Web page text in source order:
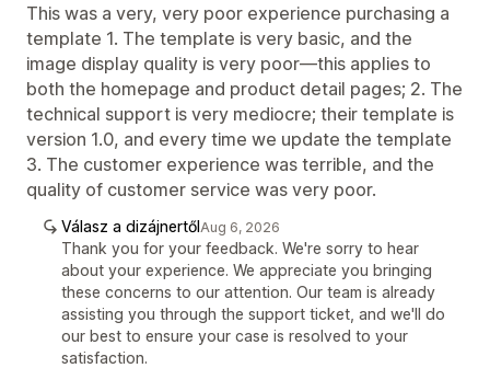
This was a very, very poor experience purchasing a
template 1. The template is very basic, and the
image display quality is very poor—this applies to
both the homepage and product detail pages; 2. The
technical support is very mediocre; their template is
version 1.0, and every time we update the template
3. The customer experience was terrible, and the
quality of customer service was very poor.
Válasz a dizájnertőlAug 6, 2026
Thank you for your feedback. We're sorry to hear
about your experience. We appreciate you bringing
these concerns to our attention. Our team is already
assisting you through the support ticket, and we'll do
our best to ensure your case is resolved to your
satisfaction.